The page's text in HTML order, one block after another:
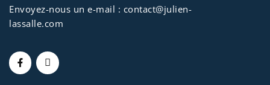
Envoyez-nous un e-mail : contact@julien-
lassalle.com